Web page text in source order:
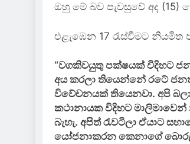
ඔහු මේ බව පැවසුවේ අද
එළැඹෙන 17 රැස්වීමට
“වගකිවයුතු පක්ෂයක් විදිහට
අය කරලා තියෙන්නේ රටේ
විවේචනයක් තියෙනවා. අපි
කථානායක විදිහට
බැහැ. අපිත් රැවටිලා ඒයාට
යෝජනාකරන කෙනාගේ බොරු